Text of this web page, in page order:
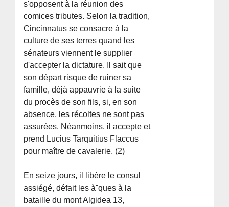
s'opposent à la réunion des
comices tributes. Selon la tradition,
Cincinnatus se consacre à la
culture de ses terres quand les
sénateurs viennent le supplier
d'accepter la dictature. Il sait que
son départ risque de ruiner sa
famille, déjà appauvrie à la suite
du procès de son fils, si, en son
absence, les récoltes ne sont pas
assurées. Néanmoins, il accepte et
prend Lucius Tarquitius Flaccus
pour maître de cavalerie. (2)
En seize jours, il libère le consul
assiégé, défait les àˆques à la
bataille du mont Algidea 13,